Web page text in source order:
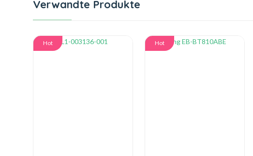
Verwandte Produkte
Hot Hot